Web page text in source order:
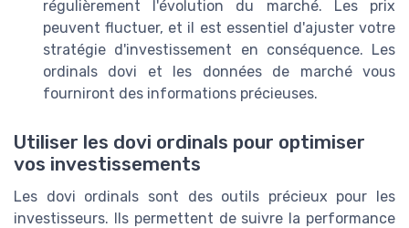
régulièrement l'évolution du marché. Les prix
peuvent fluctuer, et il est essentiel d'ajuster votre
stratégie d'investissement en conséquence. Les
ordinals dovi et les données de marché vous
fourniront des informations précieuses.
Utiliser les dovi ordinals pour optimiser
vos investissements
Les dovi ordinals sont des outils précieux pour les
investisseurs. Ils permettent de suivre la performance